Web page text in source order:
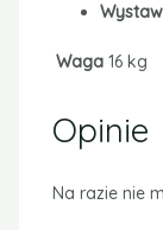
Waga 16 kg
Opinie
Na razie nie